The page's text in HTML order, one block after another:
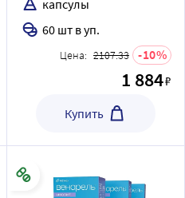
капсулы
60 шт в уп.
Цена: 2107.33 10
1 884₽
Купить